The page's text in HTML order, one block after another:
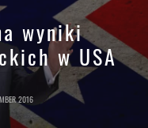
wyniki
w USA
2016